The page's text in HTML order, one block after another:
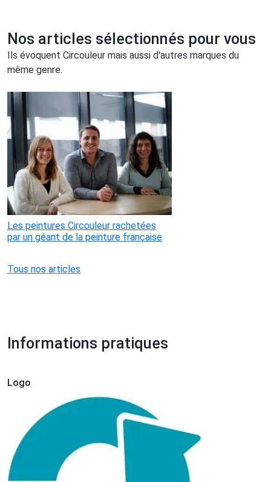
Nos articles sélectionnés pour vous
Ils évoquent Circouleur mais aussi d'autres marques du
même genre.
Les peintures Circouleur rachetées
par un géant de la peinture française
Tous nos articles
Informations pratiques
Logo